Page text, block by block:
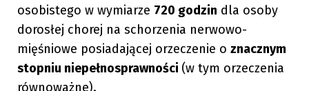
osobistego w wymiarze 720 godzin dla osoby
dorosłej chorej na schorzenia nerwowo-
mięśniowe posiadającej orzeczenie o znacznym
stopniu niepełnosprawności (w tym orzeczenia
równoważne).